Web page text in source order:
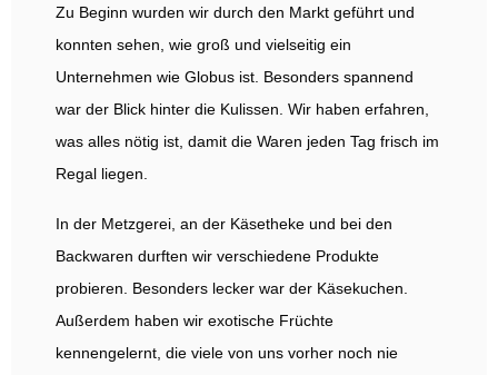
Zu Beginn wurden wir durch den Markt geführt und
konnten sehen, wie groß und vielseitig ein
Unternehmen wie Globus ist. Besonders spannend
war der Blick hinter die Kulissen. Wir haben erfahren,
was alles nötig ist, damit die Waren jeden Tag frisch im
Regal liegen.
In der Metzgerei, an der Käsetheke und bei den
Backwaren durften wir verschiedene Produkte
probieren. Besonders lecker war der Käsekuchen.
Außerdem haben wir exotische Früchte
kennengelernt, die viele von uns vorher noch nie